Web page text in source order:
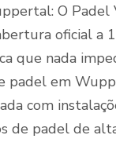
O
oficial a
que nada
padel em
com
de padel de